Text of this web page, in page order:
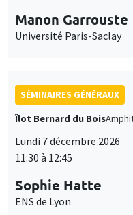
Manon Garrouste
Université Paris-Saclay
SÉMINAIRES GÉNÉRAUX
Îlot Bernard du Bois
Lundi 7 décembre 2026
11:30 à 12:45
Sophie Hatte
ENS de Lyon